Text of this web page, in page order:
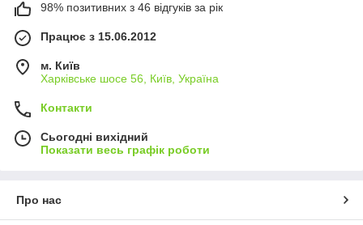
98% позитивних з 46 відгуків за рік
Працює з 15.06.2012
м. Київ
Харківське шосе 56, Київ, Україна
Контакти
Сьогодні вихідний
Показати весь графік роботи
Про нас